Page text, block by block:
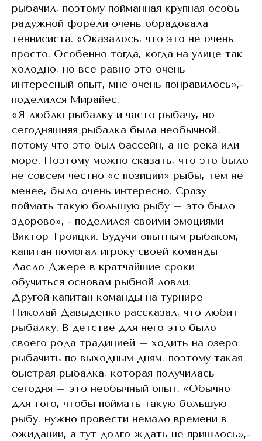
рыбачил, поэтому пойманная крупная особь
радужной форели очень обрадовала
теннисиста. «Оказалось, что это не очень
просто. Особенно тогда, когда на улице так
холодно, но все равно это очень
интересный опыт, мне очень понравилось»,-
поделился Мирайес.
«Я люблю рыбалку и часто рыбачу, но
сегодняшняя рыбалка была необычной,
потому что это был бассейн, а не река или
море. Поэтому можно сказать, что это было
не совсем честно «с позиции» рыбы, тем не
менее, было очень интересно. Сразу
поймать такую большую рыбу – это было
здорово», - поделился своими эмоциями
Виктор Троицки. Будучи опытным рыбаком,
капитан помогал игроку своей команды
Ласло Джере в кратчайшие сроки
обучиться основам рыбной ловли.
Другой капитан команды на турнире
Николай Давыденко рассказал, что любит
рыбалку. В детстве для него это было
своего рода традицией – ходить на озеро
рыбачить по выходным дням, поэтому такая
быстрая рыбалка, которая получилась
сегодня – это необычный опыт. «Обычно
для того, чтобы поймать такую большую
рыбу, нужно провести немало времени в
ожидании, а тут долго ждать не пришлось»,-